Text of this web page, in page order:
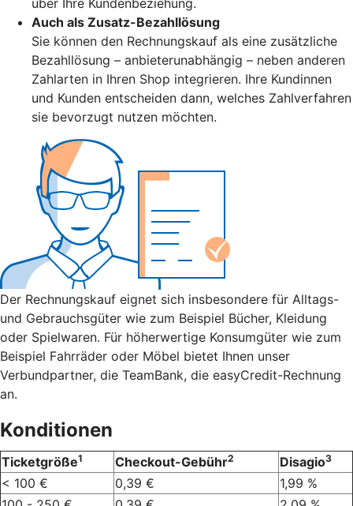
Auch als Zusatz-Bezahllösung
Sie können den Rechnungskauf als eine zusätzliche
Bezahllösung – anbieterunabhängig – neben anderen
Zahlarten in Ihren Shop integrieren. Ihre Kundinnen
und Kunden entscheiden dann, welches Zahlverfahren
sie bevorzugt nutzen möchten.
Der Rechnungskauf eignet sich insbesondere für Alltags-
und Gebrauchsgüter wie zum Beispiel Bücher, Kleidung
oder Spielwaren. Für höherwertige Konsumgüter wie zum
Beispiel Fahrräder oder Möbel bietet Ihnen unser
Verbundpartner, die TeamBank, die easyCredit-Rechnung
an.
Konditionen
Ticketgröße1 Checkout-Gebühr2 Disagio3
< 100 € 0,39 €
1,99 %